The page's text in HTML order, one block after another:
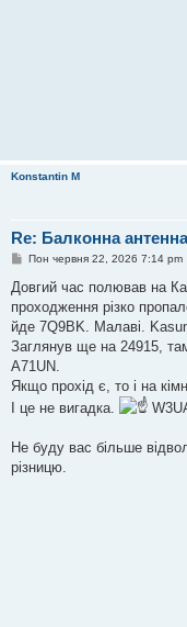
Konstantin M
Re: Балконна
П
в
д
о
м
л
е
н
я
Пон червня 22, 2026 7:14 pm
Довгий час полював на
проходження різко
йде 7Q9BK. Малаві.
Заглянув ще на 24915,
A71UN.
Якщо прохід є, то і на
І це не вигадка.
Не буду вас більше
різницю.